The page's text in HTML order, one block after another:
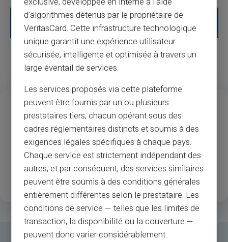
* Alla extra avgifter och valfria tjänster anges i de allmänna
villkoren.
13
Års erfarenhet
37
Godkännande av köpmän
och bankomat
1.3M
Nöjda registrerade kunder
35
Tillgängliga länder
d’algorithmes détenus par le propriétaire de
VeritasCard. Cette infrastructure technologique
unique garantit une expérience utilisateur
sécurisée, intelligente et optimisée à travers un
large éventail de services.
Les services proposés via cette plateforme
peuvent être fournis par un ou plusieurs
prestataires tiers, chacun opérant sous des
cadres réglementaires distincts et soumis à des
exigences légales spécifiques à chaque pays.
Chaque service est strictement indépendant des
autres, et par conséquent, des services similaires
peuvent être soumis à des conditions générales
entièrement différentes selon le prestataire. Les
conditions de service — telles que les limites de
transaction, la disponibilité ou la couverture —
peuvent donc varier considérablement.